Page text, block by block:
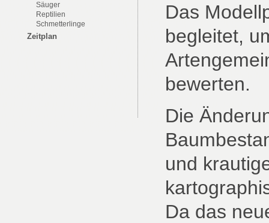
Säuger
Reptilien
Schmetterlinge
Zeitplan
Das
begleitet,
bewerten.
Die
und
Da das